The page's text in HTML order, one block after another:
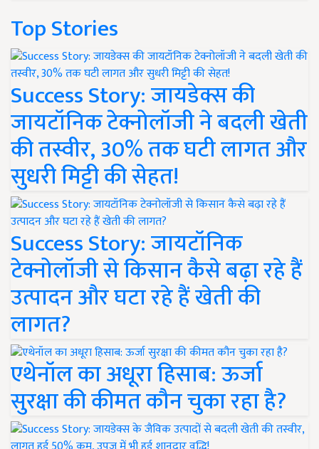
Top Stories
Success Story: जायडेक्स की
जायटॉनिक टेक्नोलॉजी ने बदली खेती
की तस्वीर, 30% तक घटी लागत और
सुधरी मिट्टी की सेहत!
Success Story: जायटॉनिक
टेक्नोलॉजी से किसान कैसे बढ़ा रहे हैं
उत्पादन और घटा रहे हैं खेती की
लागत?
एथेनॉल का अधूरा हिसाब: ऊर्जा
सुरक्षा की कीमत कौन चुका रहा है?